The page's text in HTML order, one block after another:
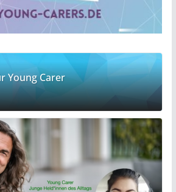
Young Carer